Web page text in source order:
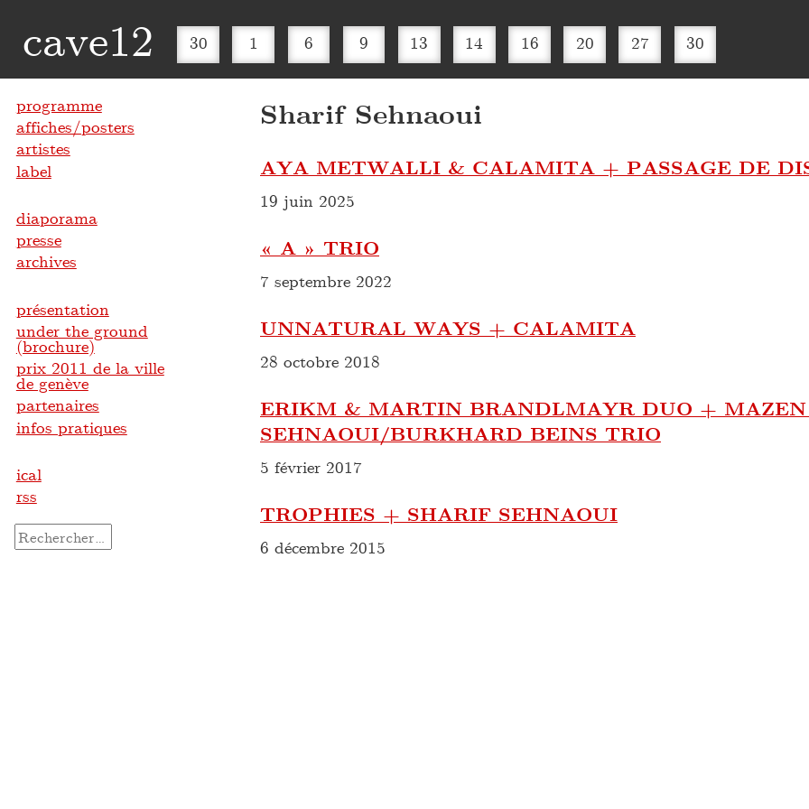
cave12 30 1 6 9 13 14 16 20 27 30
Sharif Sehnaoui
AYA METWALLI & CALAMITA + PASSAGE DE
19 juin 2025
« A » TRIO
7 septembre 2022
UNNATURAL WAYS + CALAMITA
28 octobre 2018
ERIKM & MARTIN BRANDLMAYR DUO +
SEHNAOUI/BURKHARD BEINS TRIO
5 février 2017
TROPHIES + SHARIF SEHNAOUI
6 décembre 2015
programme
affiches/posters
artistes
label
diaporama
presse
archives
présentation
under the ground
(brochure)
prix 2011 de la ville
de genève
partenaires
infos pratiques
ical
rss
Rechercher :